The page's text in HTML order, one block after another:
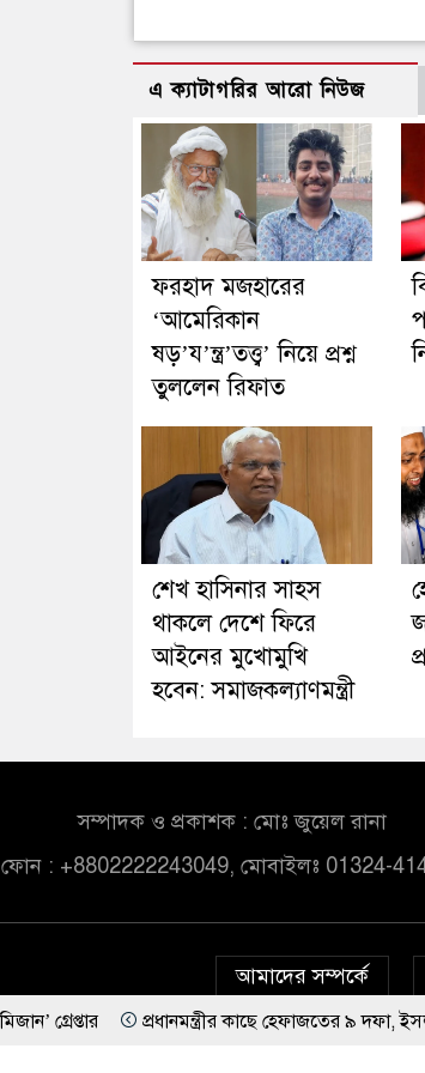
এ ক্যাটাগরির আরো নিউজ
ফরহাদ মজহারের
‘আমেরিকান
ষড়’য’ন্ত্র’তত্ত্ব’ নিয়ে প্রশ্ন
তুললেন রিফাত
শেখ হাসিনার সাহস
থাকলে দেশে ফিরে
আইনের মুখোমুখি
হবেন: সমাজকল্যাণমন্ত্রী
সম্পাদক ও প্রকাশক : মোঃ জুয়েল রানা
ফোন : +8802222243049, মোবাইলঃ 01324-
আমাদের সম্পর্কে
প্রধানমন্ত্রীর কাছে হেফাজতের ৯ দফা, ইসলামবিরোধী আইন